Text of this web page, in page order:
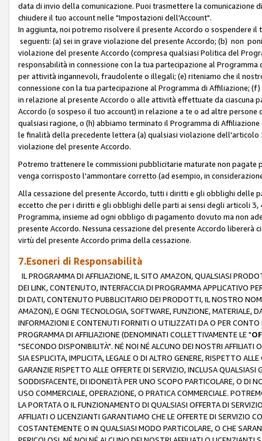
data di invio della comunicazione. Puoi trasmettere la
chiudere il tuo account nelle "Impostazioni dell'Account".
In aggiunta, noi potremo risolvere il presente Accordo o sospendere
seguenti: (a) sei in grave violazione del presente Accordo; (b) non
violazione del presente Accordo (compresa qualsiasi Politica del
responsabilità in connessione con la tua partecipazione al
per attività ingannevoli, fraudolente o illegali; (e) riteniamo che il
connessione con la tua partecipazione al Programma di Affiliazione;
in relazione al presente Accordo o alle attività effettuate da ciascuna
Accordo (o sospeso il tuo account) in relazione a te o ad altre
qualsiasi ragione, o (h) abbiamo terminato il Programma di
le finalità della precedente lettera (a) qualsiasi violazione
violazione del presente Accordo.
Potremo trattenere le commissioni pubblicitarie maturate non
venga corrisposto l'ammontare corretto (ad esempio, in
Alla cessazione del presente Accordo, tutti i diritti e gli obblighi delle
eccetto che per i diritti e gli obblighi delle parti ai sensi degli articoli
Programma, insieme ad ogni obbligo di pagamento dovuto ma non
presente Accordo. Nessuna cessazione del presente Accordo
virtù del presente Accordo prima della cessazione.
7.Esoneri di Responsabilità
IL PROGRAMMA DI AFFILIAZIONE, IL SITO AMAZON, QUALSIASI
DEI LINK, CONTENUTO, INTERFACCIA DI PROGRAMMA APPLICATIVO
DI DATI, CONTENUTO PUBBLICITARIO DEI PRODOTTI, IL NOSTRO
AMAZON), E OGNI TECNOLOGIA, SOFTWARE, FUNZIONE, MATERIALE,
INFORMAZIONI E CONTENUTI FORNITI O UTILIZZATI DA O PER
PROGRAMMA DI AFFILIAZIONE (DENOMINATI COLLETTIVAMENTE LE "
"SECONDO DISPONIBILITÀ". NÉ NOI NÉ ALCUNO DEI NOSTRI
SIA ESPLICITA, IMPLICITA, LEGALE O DI ALTRO GENERE, RISPETTO
GARANZIE RISPETTO ALLE OFFERTE DI SERVIZIO, INCLUSA
SODDISFACENTE, DI IDONEITÀ PER UNO SCOPO PARTICOLARE, O DI
USO COMMERCIALE, OPERAZIONE, O PRATICA COMMERCIALE.
LA PORTATA O IL FUNZIONAMENTO DI QUALSIASI OFFERTA DI
AFFILIATI O LICENZIANTI GARANTIAMO CHE LE OFFERTE DI SERVIZIO
COSTANTEMENTE O IN QUALSIASI MODO PARTICOLARE, O CHE